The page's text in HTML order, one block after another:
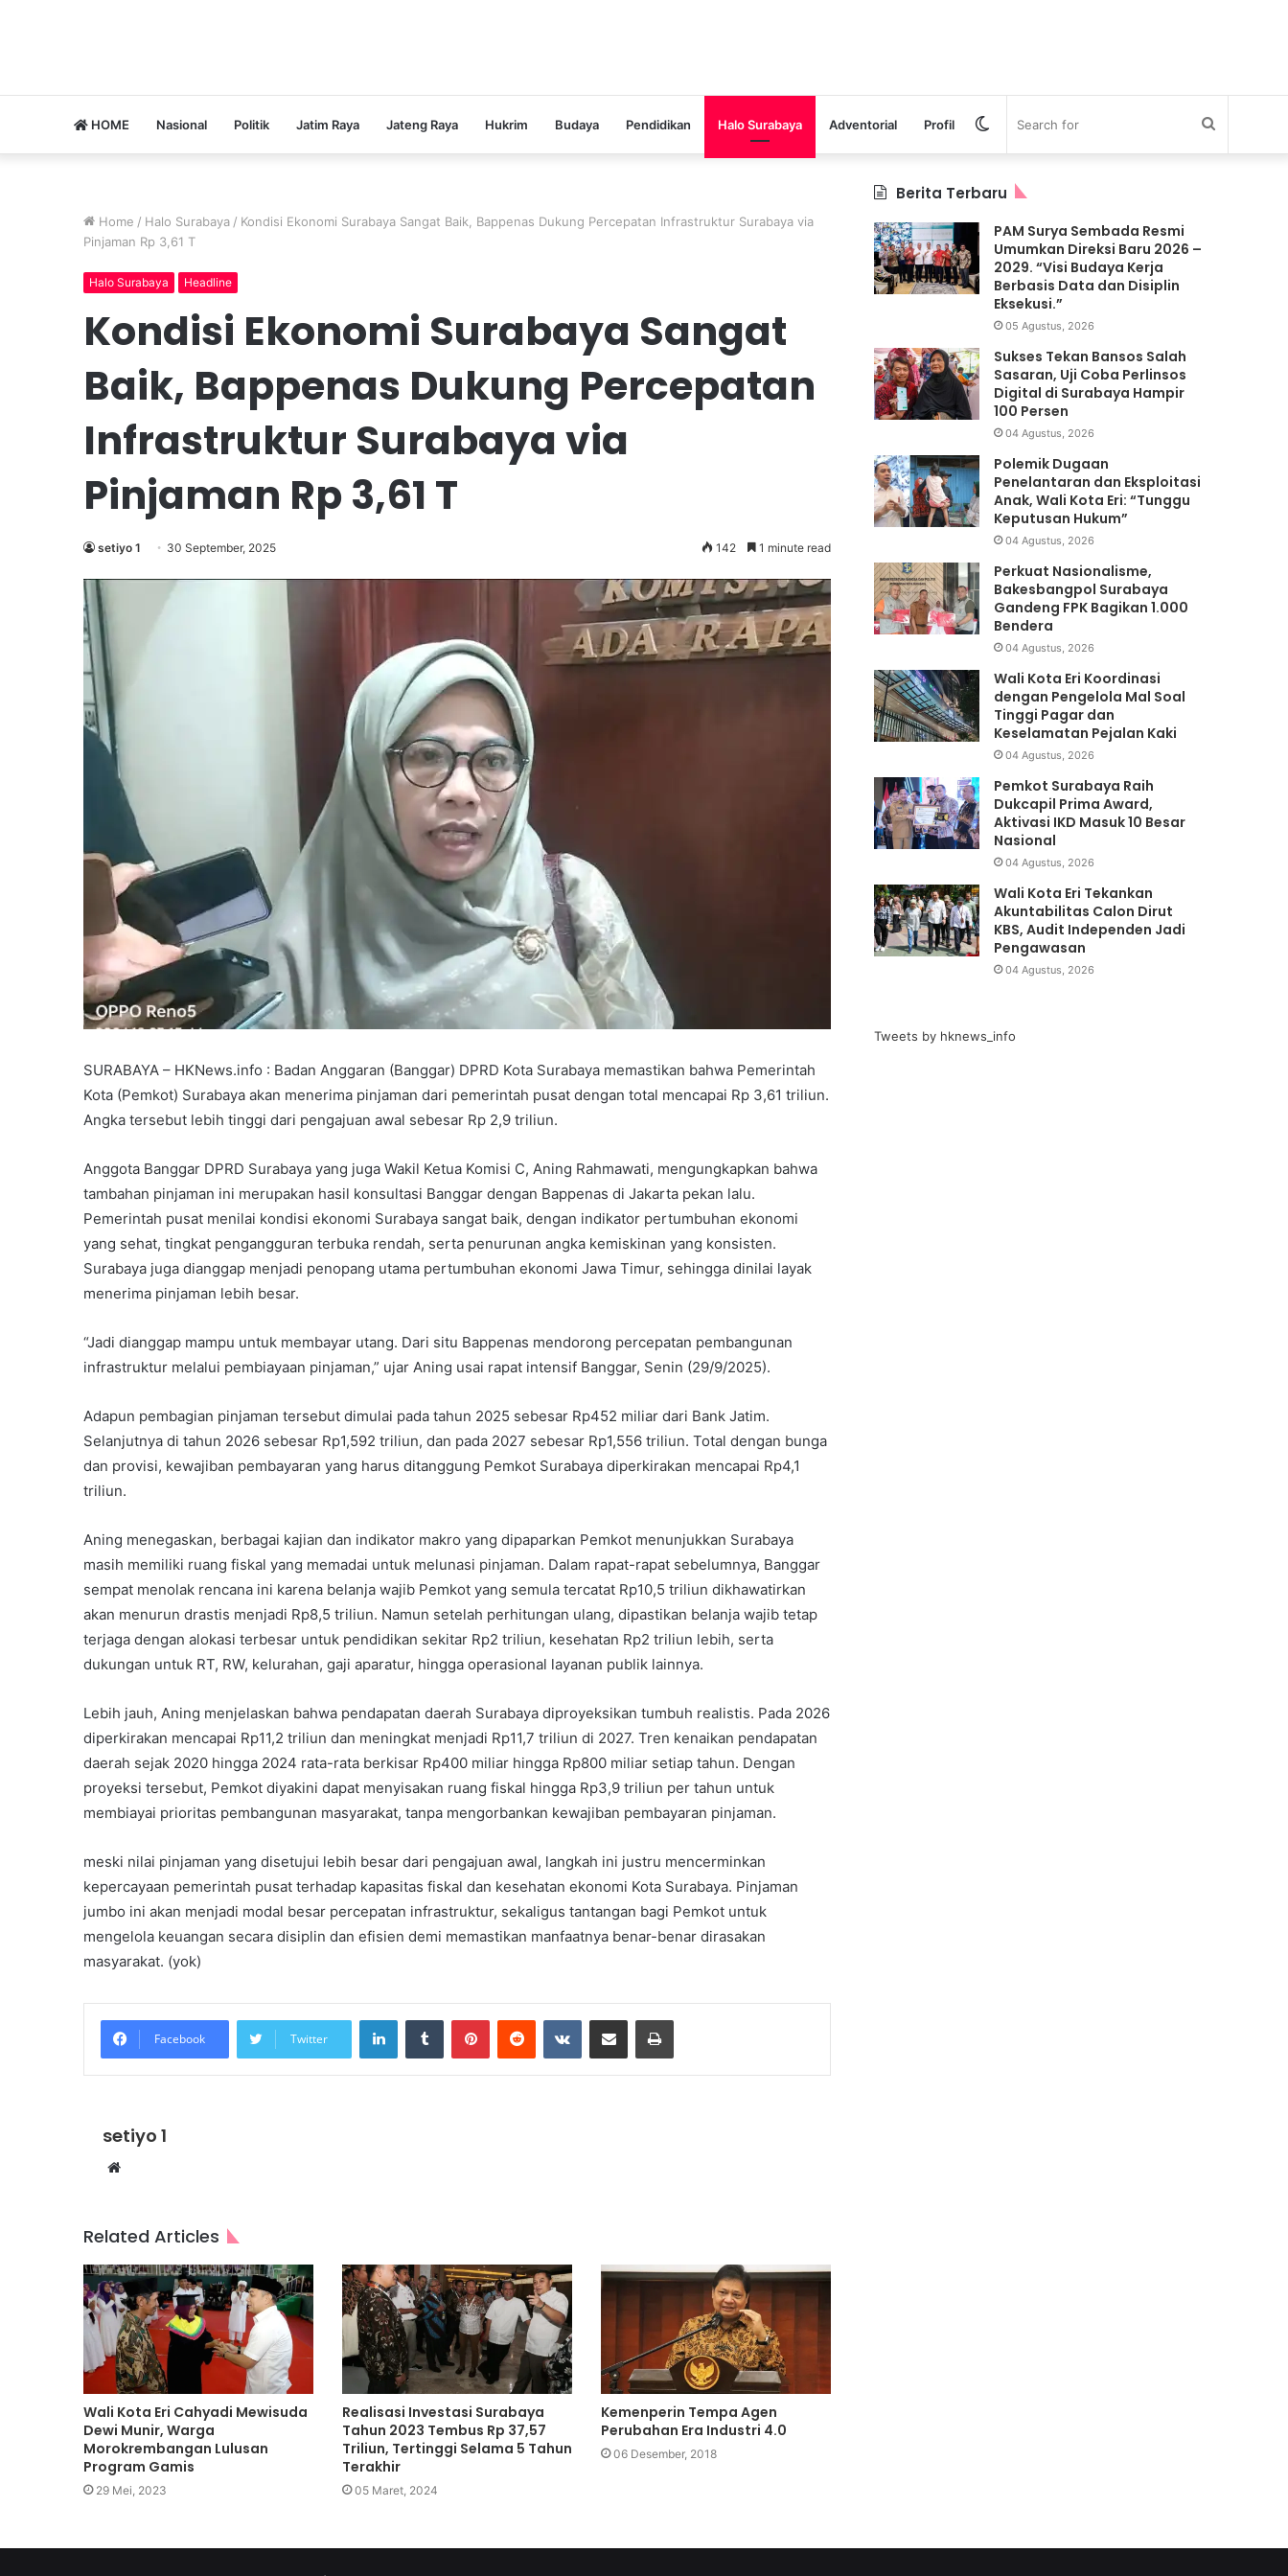
HOME Nasional Politik Jatim Raya Jateng Raya Hukrim Budaya Pendidikan Halo Surabaya Adventorial Profil Search
Switch
skin
Home / Halo Surabaya / Kondisi Ekonomi Surabaya Sangat Baik, Bappenas Dukung Percepatan Infrastruktur Surabaya via
Pinjaman Rp 3,61 T
Halo Surabaya Headline
Kondisi Ekonomi Surabaya Sangat
Baik, Bappenas Dukung Percepatan
Infrastruktur Surabaya via
Pinjaman Rp 3,61 T
setiyo 1 30 September, 2025 142 1 minute read
SURABAYA – HKNews.info : Badan Anggaran (Banggar) DPRD Kota Surabaya memastikan bahwa Pemerintah
Kota (Pemkot) Surabaya akan menerima pinjaman dari pemerintah pusat dengan total mencapai Rp 3,61 triliun.
Angka tersebut lebih tinggi dari pengajuan awal sebesar Rp 2,9 triliun.
Anggota Banggar DPRD Surabaya yang juga Wakil Ketua Komisi C, Aning Rahmawati, mengungkapkan bahwa
tambahan pinjaman ini merupakan hasil konsultasi Banggar dengan Bappenas di Jakarta pekan lalu.
Pemerintah pusat menilai kondisi ekonomi Surabaya sangat baik, dengan indikator pertumbuhan ekonomi
yang sehat, tingkat pengangguran terbuka rendah, serta penurunan angka kemiskinan yang konsisten.
Surabaya juga dianggap menjadi penopang utama pertumbuhan ekonomi Jawa Timur, sehingga dinilai layak
menerima pinjaman lebih besar.
“Jadi dianggap mampu untuk membayar utang. Dari situ Bappenas mendorong percepatan pembangunan
infrastruktur melalui pembiayaan pinjaman,” ujar Aning usai rapat intensif Banggar, Senin (29/9/2025).
Adapun pembagian pinjaman tersebut dimulai pada tahun 2025 sebesar Rp452 miliar dari Bank Jatim.
Selanjutnya di tahun 2026 sebesar Rp1,592 triliun, dan pada 2027 sebesar Rp1,556 triliun. Total dengan bunga
dan provisi, kewajiban pembayaran yang harus ditanggung Pemkot Surabaya diperkirakan mencapai Rp4,1
triliun.
Aning menegaskan, berbagai kajian dan indikator makro yang dipaparkan Pemkot menunjukkan Surabaya
masih memiliki ruang fiskal yang memadai untuk melunasi pinjaman. Dalam rapat-rapat sebelumnya, Banggar
sempat menolak rencana ini karena belanja wajib Pemkot yang semula tercatat Rp10,5 triliun dikhawatirkan
akan menurun drastis menjadi Rp8,5 triliun. Namun setelah perhitungan ulang, dipastikan belanja wajib tetap
terjaga dengan alokasi terbesar untuk pendidikan sekitar Rp2 triliun, kesehatan Rp2 triliun lebih, serta
dukungan untuk RT, RW, kelurahan, gaji aparatur, hingga operasional layanan publik lainnya.
Lebih jauh, Aning menjelaskan bahwa pendapatan daerah Surabaya diproyeksikan tumbuh realistis. Pada 2026
diperkirakan mencapai Rp11,2 triliun dan meningkat menjadi Rp11,7 triliun di 2027. Tren kenaikan pendapatan
daerah sejak 2020 hingga 2024 rata-rata berkisar Rp400 miliar hingga Rp800 miliar setiap tahun. Dengan
proyeksi tersebut, Pemkot diyakini dapat menyisakan ruang fiskal hingga Rp3,9 triliun per tahun untuk
membiayai prioritas pembangunan masyarakat, tanpa mengorbankan kewajiban pembayaran pinjaman.
meski nilai pinjaman yang disetujui lebih besar dari pengajuan awal, langkah ini justru mencerminkan
kepercayaan pemerintah pusat terhadap kapasitas fiskal dan kesehatan ekonomi Kota Surabaya. Pinjaman
jumbo ini akan menjadi modal besar percepatan infrastruktur, sekaligus tantangan bagi Pemkot untuk
mengelola keuangan secara disiplin dan efisien demi memastikan manfaatnya benar-benar dirasakan
masyarakat. (yok)
Facebook Twitter
LinkedInTumblr PinterestReddit VKontakteShare via Email Print
setiyo 1
Website
Related Articles
Wali Kota Eri Cahyadi Mewisuda
Dewi Munir, Warga
Morokrembangan Lulusan
Program Gamis
29 Mei, 2023
Realisasi Investasi Surabaya
Tahun 2023 Tembus Rp 37,57
Triliun, Tertinggi Selama 5 Tahun
Terakhir
05 Maret, 2024
Kemenperin Tempa Agen
Perubahan Era Industri 4.0
06 Desember, 2018
Berita Terbaru
PAM Surya Sembada Resmi
Umumkan Direksi Baru 2026 –
2029. “Visi Budaya Kerja
Berbasis Data dan Disiplin
Eksekusi.”
05 Agustus, 2026
Sukses Tekan Bansos Salah
Sasaran, Uji Coba Perlinsos
Digital di Surabaya Hampir
100 Persen
04 Agustus, 2026
Polemik Dugaan
Penelantaran dan Eksploitasi
Anak, Wali Kota Eri: “Tunggu
Keputusan Hukum”
04 Agustus, 2026
Perkuat Nasionalisme,
Bakesbangpol Surabaya
Gandeng FPK Bagikan 1.000
Bendera
04 Agustus, 2026
Wali Kota Eri Koordinasi
dengan Pengelola Mal Soal
Tinggi Pagar dan
Keselamatan Pejalan Kaki
04 Agustus, 2026
Pemkot Surabaya Raih
Dukcapil Prima Award,
Aktivasi IKD Masuk 10 Besar
Nasional
04 Agustus, 2026
Wali Kota Eri Tekankan
Akuntabilitas Calon Dirut
KBS, Audit Independen Jadi
Pengawasan
04 Agustus, 2026
Tweets by hknews_info